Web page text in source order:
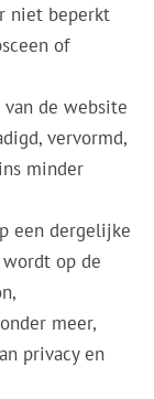
niet beperkt
of
van de website
vervormd,
minder
een dergelijke
op de
meer,
privacy en